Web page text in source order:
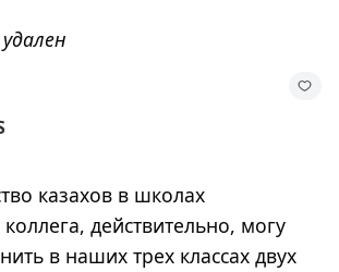
казахов в школах
действительно, могу
в наших трех классах двух